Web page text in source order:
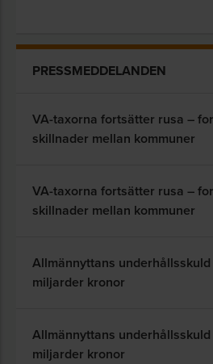
PRESSMEDDELANDEN
VA-taxorna fortsätter rusa –
skillnader mellan kommuner
VA-taxorna fortsätter rusa –
skillnader mellan kommuner
Allmännyttans
miljarder kronor
Allmännyttans
miljarder kronor